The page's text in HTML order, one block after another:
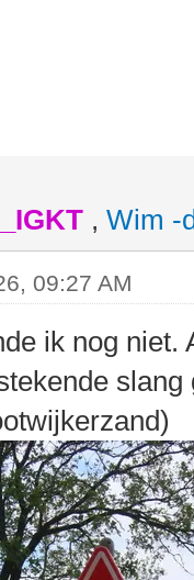
, Wim -
09:27 AM
ik nog niet.